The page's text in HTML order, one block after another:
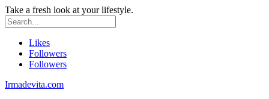
Take a fresh look at your lifestyle.
Likes
Followers
Followers
Irmadevita.com